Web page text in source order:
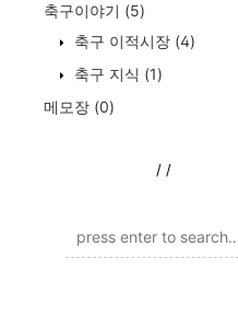
축구이야기 (5)
축구 이적시장 (4)
축구 지식 (1)
메모장 (0)
/ /